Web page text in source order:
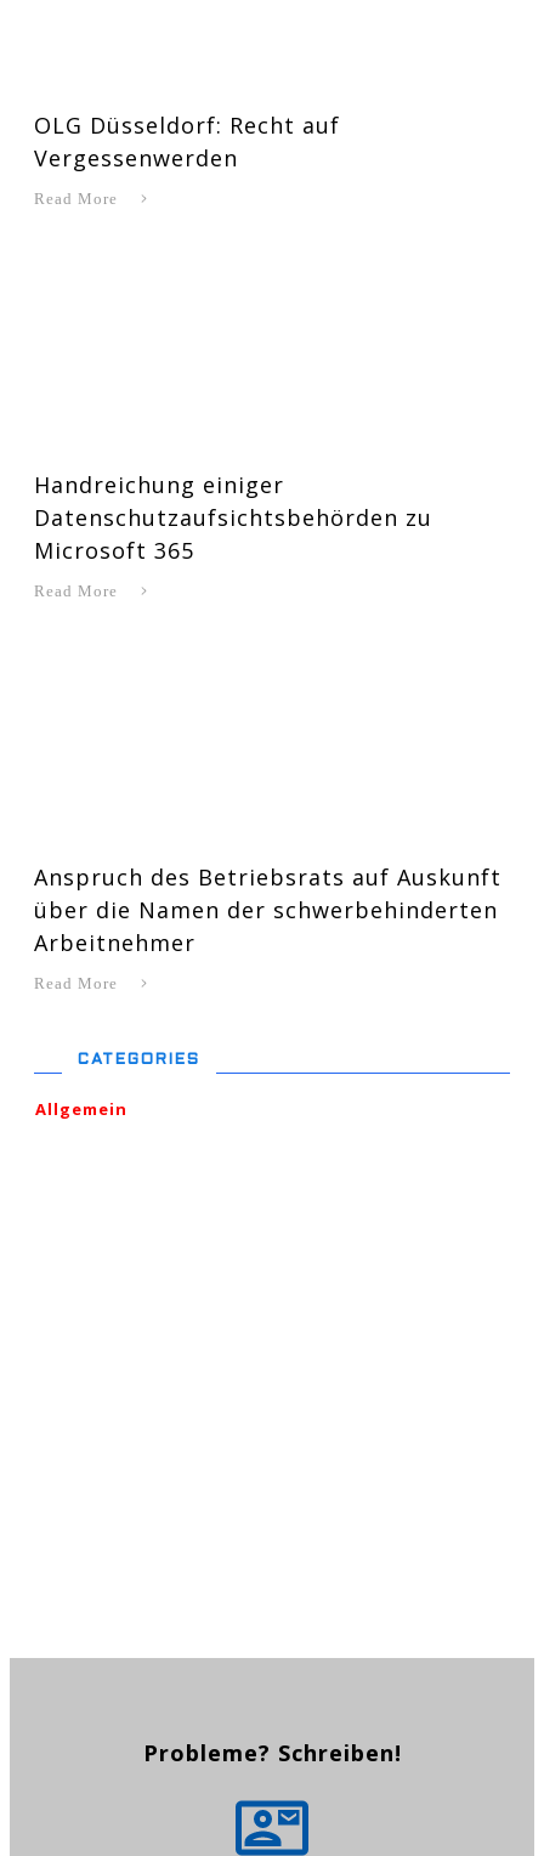
OLG Düsseldorf: Recht auf
Vergessenwerden
Read More
Handreichung einiger
Datenschutzaufsichtsbehörden zu
Microsoft 365
Read More
Anspruch des Betriebsrats auf Auskunft
über die Namen der schwerbehinderten
Arbeitnehmer
Read More
CATEGORIES
Allgemein
Probleme? Schreiben!